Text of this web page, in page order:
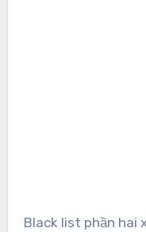
Black list phần hai